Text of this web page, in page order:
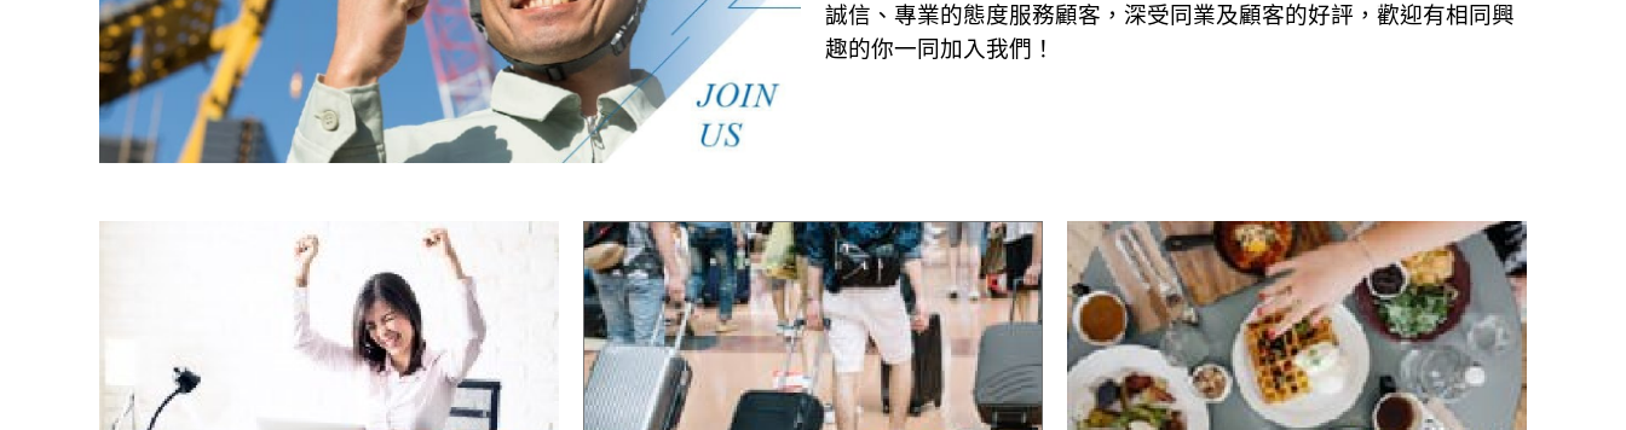
誠信、專業的態度服務顧客，深受同業及顧客的好評，歡迎有相同興
趣的你一同加入我們！